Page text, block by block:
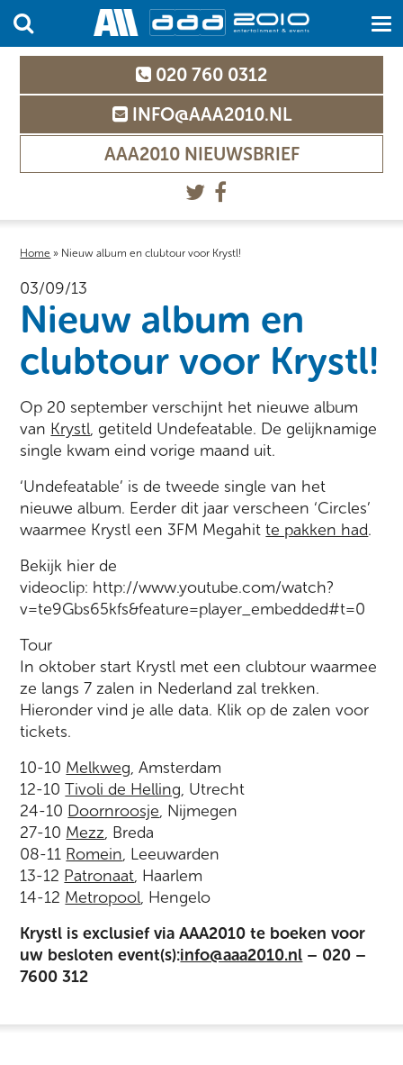
020 760 0312
INFO@AAA2010.NL
AAA2010 NIEUWSBRIEF
Home » Nieuw album en clubtour voor Krystl!
03/09/13
Nieuw album en
clubtour voor Krystl!
Op 20 september verschijnt het nieuwe album
van Krystl, getiteld Undefeatable. De gelijknamige
single kwam eind vorige maand uit.
‘Undefeatable’ is de tweede single van het
nieuwe album. Eerder dit jaar verscheen ‘Circles’
waarmee Krystl een 3FM Megahitte pakken had.
Bekijk hier de
videoclip: http://www.youtube.com/watch?
v=te9Gbs65kfs&feature=player_embedded#t=0
Tour
In oktober start Krystl met een clubtour waarmee
ze langs 7 zalen in Nederland zal trekken.
Hieronder vind je alle data. Klik op de zalen voor
tickets.
10-10 Melkweg, Amsterdam
12-10Tivoli de Helling, Utrecht
24-10 Doornroosje, Nijmegen
27-10 Mezz, Breda
08-11 Romein, Leeuwarden
13-12 Patronaat, Haarlem
14-12 Metropool, Hengelo
Krystl is exclusief via AAA2010 te boeken voor
uw besloten event(s):info@aaa2010.nl – 020 –
7600 312